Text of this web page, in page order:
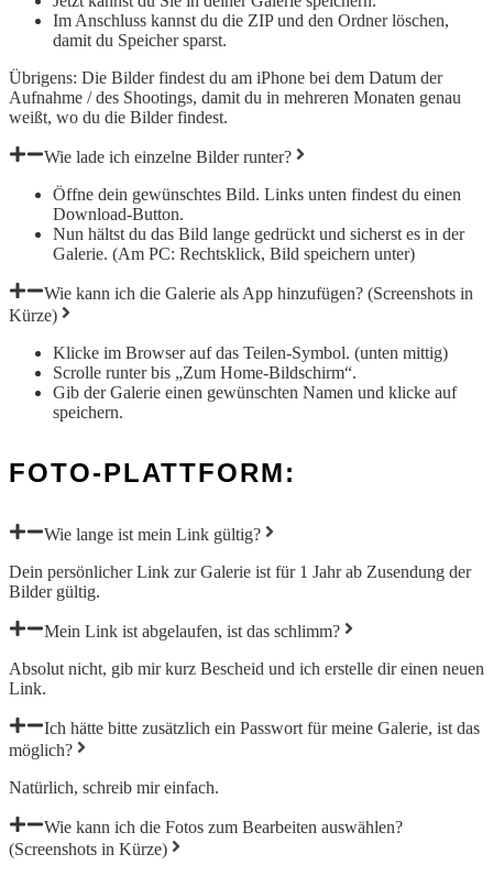
Im Anschluss kannst du die ZIP und den Ordner löschen,
damit du Speicher sparst.
Übrigens: Die Bilder findest du am iPhone bei dem Datum der
Aufnahme / des Shootings, damit du in mehreren Monaten genau
weißt, wo du die Bilder findest.
Wie lade ich einzelne Bilder runter?
Öffne dein gewünschtes Bild. Links unten findest du einen
Download-Button.
Nun hältst du das Bild lange gedrückt und sicherst es in der
Galerie. (Am PC: Rechtsklick, Bild speichern unter)
Wie kann ich die Galerie als App hinzufügen? (Screenshots in
Kürze)
Klicke im Browser auf das Teilen-Symbol. (unten mittig)
Scrolle runter bis „Zum Home-Bildschirm“.
Gib der Galerie einen gewünschten Namen und klicke auf
speichern.
FOTO-PLATTFORM:
Wie lange ist mein Link gültig?
Dein persönlicher Link zur Galerie ist für 1 Jahr ab Zusendung der
Bilder gültig.
Mein Link ist abgelaufen, ist das schlimm?
Absolut nicht, gib mir kurz Bescheid und ich erstelle dir einen neuen
Link.
Ich hätte bitte zusätzlich ein Passwort für meine Galerie, ist das
möglich?
Natürlich, schreib mir einfach.
Wie kann ich die Fotos zum Bearbeiten auswählen?
(Screenshots in Kürze)